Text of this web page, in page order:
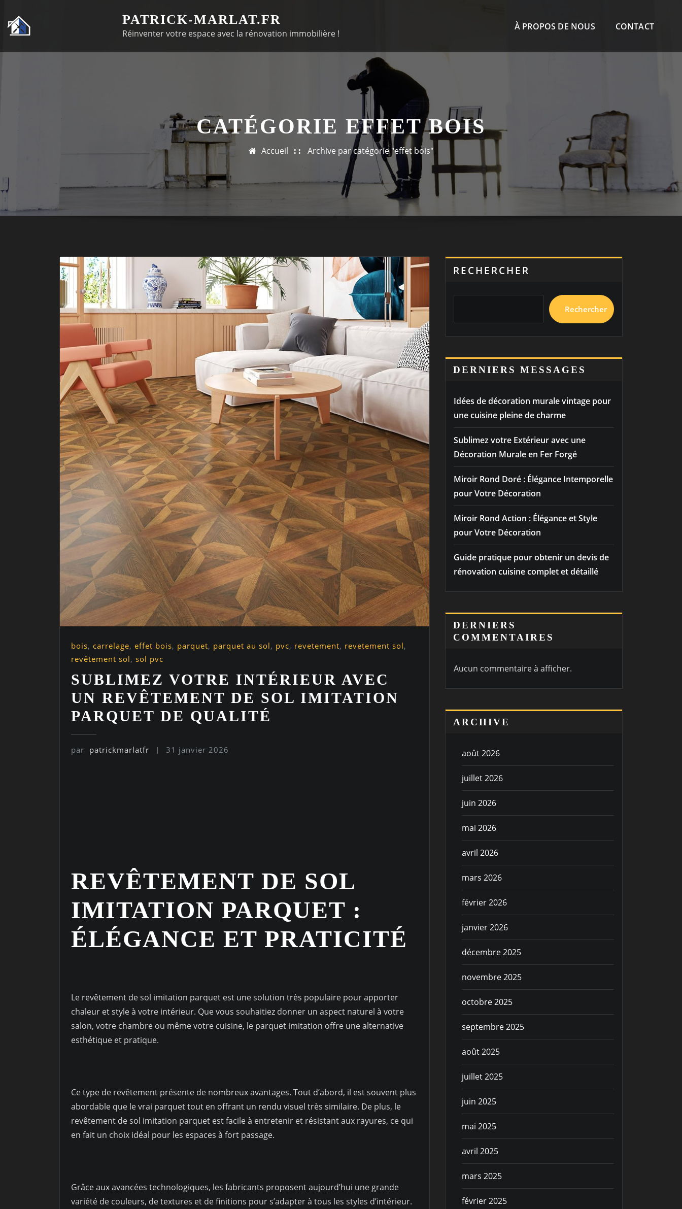
au
contenu
PATRICK-MARLAT.FR
Réinventer votre espace avec la rénovation immobilière !
À PROPOS DE NOUS CONTACT
CATÉGORIE EFFET BOIS
Accueil Archive par catégorie "effet bois"
bois, carrelage, effet bois, parquet, parquet au sol, pvc, revetement, revetement sol,
revêtement sol, sol pvc
SUBLIMEZ VOTRE INTÉRIEUR AVEC
UN REVÊTEMENT DE SOL IMITATION
PARQUET DE QUALITÉ
par patrickmarlatfr 31 janvier 2026
REVÊTEMENT DE SOL
IMITATION PARQUET :
ÉLÉGANCE ET PRATICITÉ
Le revêtement de sol imitation parquet est une solution très populaire pour apporter
chaleur et style à votre intérieur. Que vous souhaitiez donner un aspect naturel à votre
salon, votre chambre ou même votre cuisine, le parquet imitation offre une alternative
esthétique et pratique.
Ce type de revêtement présente de nombreux avantages. Tout d’abord, il est souvent plus
abordable que le vrai parquet tout en offrant un rendu visuel très similaire. De plus, le
revêtement de sol imitation parquet est facile à entretenir et résistant aux rayures, ce qui
en fait un choix idéal pour les espaces à fort passage.
Grâce aux avancées technologiques, les fabricants proposent aujourd’hui une grande
variété de couleurs, de textures et de finitions pour s’adapter à tous les styles d’intérieur.
RECHERCHER
Rechercher
DERNIERS MESSAGES
Idées de décoration murale vintage pour
une cuisine pleine de charme
Sublimez votre Extérieur avec une
Décoration Murale en Fer Forgé
Miroir Rond Doré : Élégance Intemporelle
pour Votre Décoration
Miroir Rond Action : Élégance et Style
pour Votre Décoration
Guide pratique pour obtenir un devis de
rénovation cuisine complet et détaillé
DERNIERS
COMMENTAIRES
Aucun commentaire à afficher.
ARCHIVE
août 2026
juillet 2026
juin 2026
mai 2026
avril 2026
mars 2026
février 2026
janvier 2026
décembre 2025
novembre 2025
octobre 2025
septembre 2025
août 2025
juillet 2025
juin 2025
mai 2025
avril 2025
mars 2025
février 2025